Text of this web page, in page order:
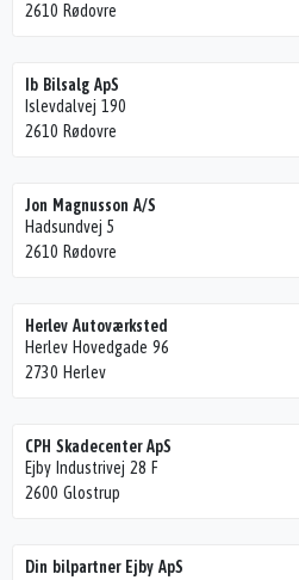
2610 Rødovre
Ib Bilsalg ApS
Islevdalvej 190
2610 Rødovre
Jon Magnusson A/S
Hadsundvej 5
2610 Rødovre
Herlev Autoværksted
Herlev Hovedgade 96
2730 Herlev
CPH Skadecenter ApS
Ejby Industrivej 28 F
2600 Glostrup
Din bilpartner Ejby ApS